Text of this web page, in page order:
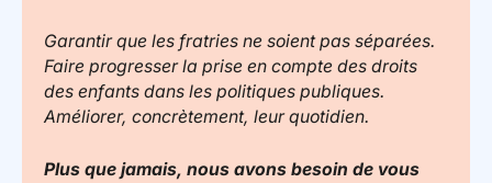
Garantir que les fratries ne soient pas séparées.
Faire progresser la prise en compte des droits
des enfants dans les politiques publiques.
Améliorer, concrètement, leur quotidien.
Plus que jamais, nous avons besoin de vous